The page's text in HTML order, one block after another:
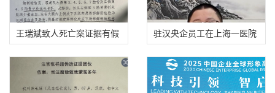
王瑞斌致人死亡案证据有假
适用法律错误
驻汉央企员工在上海一医院
勇斗歹徒，头